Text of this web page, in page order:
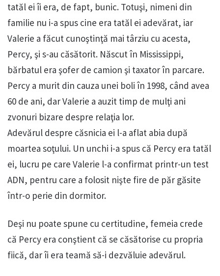
tatăl ei îi era, de fapt, bunic. Totuşi, nimeni din
familie nu i-a spus cine era tatăl ei adevărat, iar
Valerie a făcut cunoştinţă mai târziu cu acesta,
Percy, şi s-au căsătorit. Născut în Mississippi,
bărbatul era şofer de camion şi taxator în parcare.
Percy a murit din cauza unei boli în 1998, când avea
60 de ani, dar Valerie a auzit timp de mulţi ani
zvonuri bizare despre relaţia lor.
Adevărul despre căsnicia ei l-a aflat abia după
moartea soţului. Un unchi i-a spus că Percy era tatăl
ei, lucru pe care Valerie l-a confirmat printr-un test
ADN, pentru care a folosit nişte fire de păr găsite
într-o perie din dormitor.
Deşi nu poate spune cu certitudine, femeia crede
că Percy era conştient că se căsătorise cu propria
fiică, dar îi era teamă să-i dezvăluie adevărul.